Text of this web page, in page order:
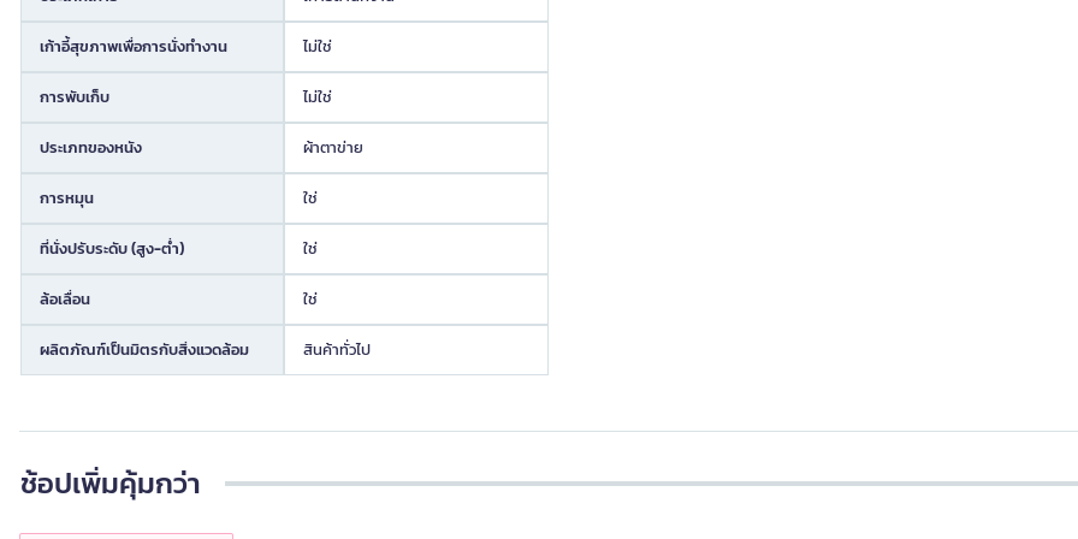
เก้าอี้สุขภาพเพื่อการนั่งทำงาน ไม่ใช่
การพับเก็บ ไม่ใช่
ประเภทของหนัง ผ้าตาข่าย
การหมุน ใช่
ที่นั่งปรับระดับ (สูง-ต่ำ) ใช่
ล้อเลื่อน ใช่
ผลิตภัณฑ์เป็นมิตรกับสิ่งแวดล้อม สินค้าทั่วไป
ช้อปเพิ่มคุ้มกว่า